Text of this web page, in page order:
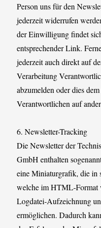
Person uns für den
jederzeit widerrufen
der Einwilligung findet
entsprechender Link.
jederzeit auch direkt auf
Verarbeitung
abzumelden oder dies
Verantwortlichen auf
6. Newsletter-Tracking
Die Newsletter der
GmbH enthalten
eine Miniaturgrafik, die in
welche im HTML-Format
Logdatei-Aufzeichnung
ermöglichen. Dadurch